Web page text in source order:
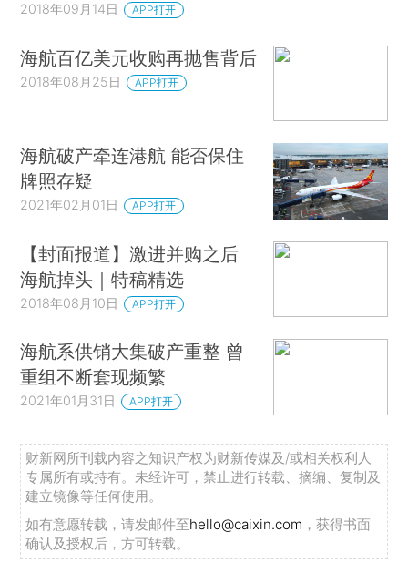
2018年09月14日 APP打开
海航百亿美元收购再抛售背后
2018年08月25日 APP打开
海航破产牵连港航 能否保住
牌照存疑
2021年02月01日 APP打开
【封面报道】激进并购之后
海航掉头｜特稿精选
2018年08月10日 APP打开
海航系供销大集破产重整 曾
重组不断套现频繁
2021年01月31日 APP打开
财新网所刊载内容之知识产权为财新传媒及/或相关权利人
专属所有或持有。未经许可，禁止进行转载、摘编、复制及
建立镜像等任何使用。
如有意愿转载，请发邮件至hello@caixin.com ，获得书面
确认及授权后，方可转载。